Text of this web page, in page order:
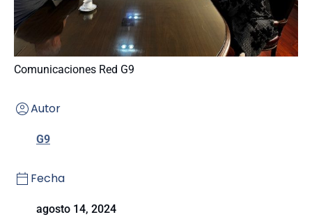
Comunicaciones Red G9
Autor
G9
Fecha
agosto 14, 2024